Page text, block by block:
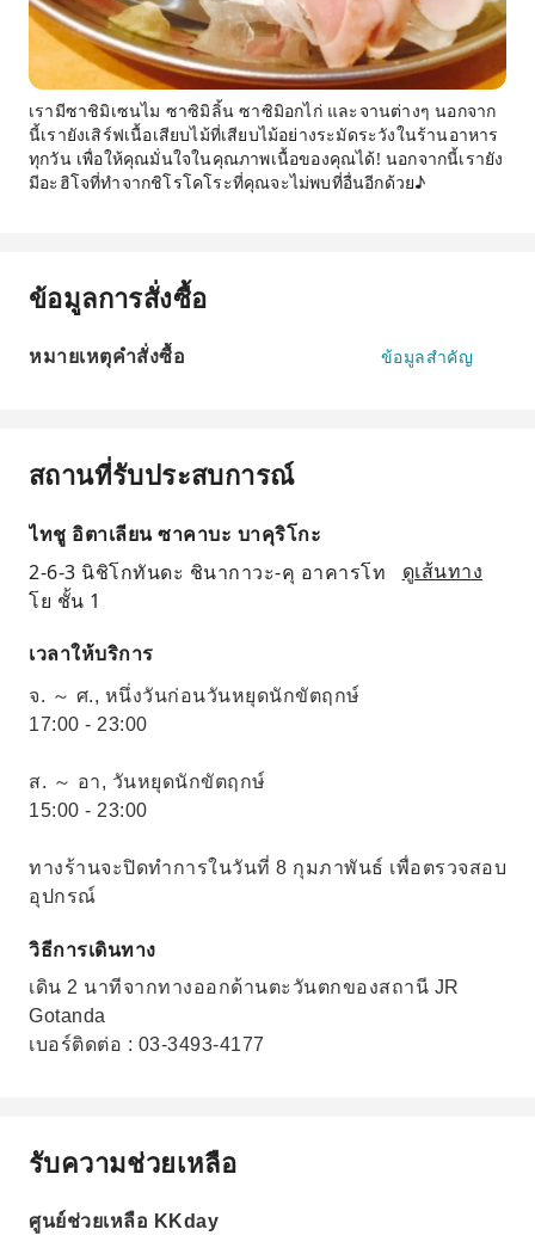
เรามีซาชิมิเซนไม ซาซิมิลิ้น ซาซิมิอกไก่ และจานต่างๆ นอกจาก
นี้เรายังเสิร์ฟเนื้อเสียบไม้ที่เสียบไม้อย่างระมัดระวังในร้านอาหาร
ทุกวัน เพื่อให้คุณมั่นใจในคุณภาพเนื้อของคุณได้! นอกจากนี้เรายัง
มีอะฮิโจที่ทำจากชิโรโคโระที่คุณจะไม่พบที่อื่นอีกด้วย♪
ข้อมูลการสั่งซื้อ
หมายเหตุคำสั่งซื้อ ข้อมูลสำคัญ
สถานที่รับประสบการณ์
ไทชู อิตาเลียน ซาคาบะ บาคุริโกะ
2-6-3 นิชิโกทันดะ ชินากาวะ-คุ อาคารโท
โย ชั้น 1
ดูเส้นทาง
เวลาให้บริการ
จ. ～ ศ., หนึ่งวันก่อนวันหยุดนักขัตฤกษ์
17:00 - 23:00
ส. ～ อา, วันหยุดนักขัตฤกษ์
15:00 - 23:00
ทางร้านจะปิดทำการในวันที่ 8 กุมภาพันธ์ เพื่อตรวจสอบ
อุปกรณ์
วิธีการเดินทาง
เดิน 2 นาทีจากทางออกด้านตะวันตกของสถานี JR
Gotanda
เบอร์ติดต่อ : 03-3493-4177
รับความช่วยเหลือ
ศูนย์ช่วยเหลือ KKday